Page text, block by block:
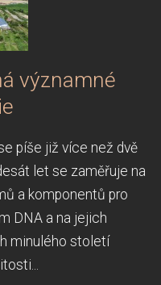
významné
píše již více než dvě
let se zaměřuje na
a komponentů pro
DNA a na jejich
minulého století